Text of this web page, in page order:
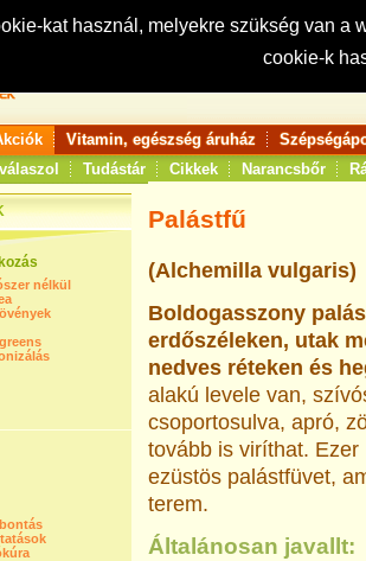
kat használ, melyekre szükség van
cookie-k
Keresés:
Vitamin, egészség áruház
Tudástár Cikkek Narancsbőr
nélkül
Palástfű
(Alchemilla vulgaris)
Boldogasszony
erdőszéleken, utak
nedves réteken és
alakú levele van,
csoportosulva, apró,
tovább is viríthat.
ezüstös palástfüvet,
terem.
Általánosan javallt: